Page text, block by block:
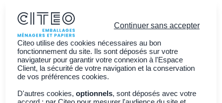
Vous êtes ?
Découvrir CITEO
Continuer sans accepter
Citeo utilise des cookies nécessaires au bon
fonctionnement du site. Ils sont déposés sur votre
navigateur pour garantir votre connexion à l'Espace
Client, la sécurité de votre navigation et la conservation
de vos préférences cookies.
D'autres cookies,optionnels, sont déposés avec votre